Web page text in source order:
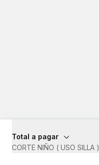
Total a pagar
CORTE NIÑO ( USO SILLA )